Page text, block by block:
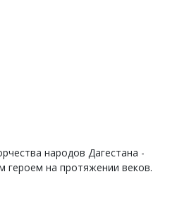
народов Дагестана -
героем на протяжении веков.